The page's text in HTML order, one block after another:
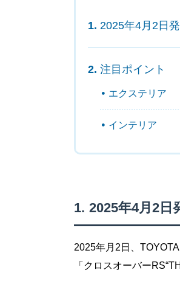
2025年4月2日
注目ポイント
エクステリア
インテリア
2025年4月2日
2025年月2日、
「クロスオーバー